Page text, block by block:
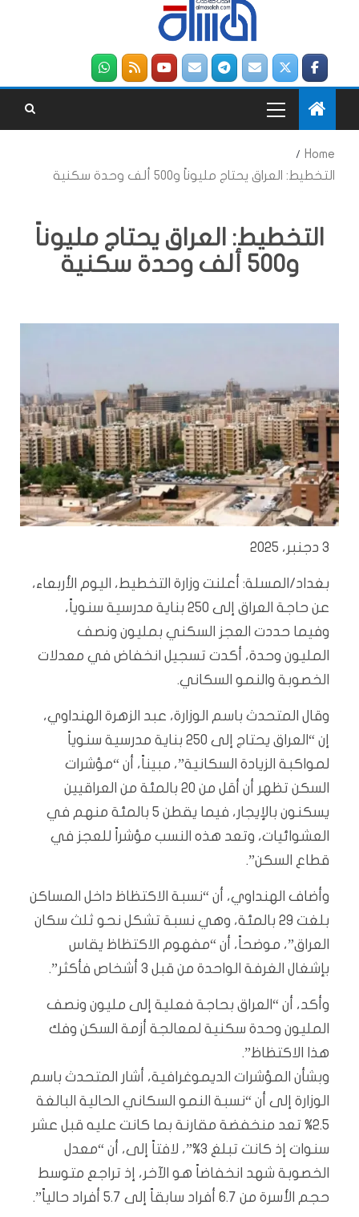
Home
التخطيط: العراق يحتاج مليوناً و500 ألف وحدة سكنية
التخطيط: العراق يحتاج مليوناً
و500 ألف وحدة سكنية
3 دجنبر، 2025
بغداد/المسلة: أعلنت وزارة التخطيط، اليوم الأربعاء،
عن حاجة العراق إلى 250 بناية مدرسية سنوياً،
وفيما حددت العجز السكني بمليون ونصف
المليون وحدة، أكدت تسجيل انخفاض في معدلات
الخصوبة والنمو السكاني.
وقال المتحدث باسم الوزارة، عبد الزهرة الهنداوي،
إن “العراق يحتاج إلى 250 بناية مدرسية سنوياً
لمواكبة الزيادة السكانية”، مبيناً، أن “مؤشرات
السكن تظهر أن أقل من 20 بالمئة من العراقيين
يسكنون بالإيجار، فيما يقطن 5 بالمئة منهم في
العشوائيات، وتعد هذه النسب مؤشراً للعجز في
قطاع السكن”.
وأضاف الهنداوي، أن “نسبة الاكتظاظ داخل المساكن
بلغت 29 بالمئة، وهي نسبة تشكل نحو ثلث سكان
العراق”، موضحاً، أن “مفهوم الاكتظاظ يقاس
بإشغال الغرفة الواحدة من قبل 3 أشخاص فأكثر”.
وأكد، أن “العراق بحاجة فعلية إلى مليون ونصف
المليون وحدة سكنية لمعالجة أزمة السكن وفك
هذا الاكتظاظ”.
وبشأن المؤشرات الديموغرافية، أشار المتحدث باسم
الوزارة إلى أن “نسبة النمو السكاني الحالية البالغة
2.5% تعد منخفضة مقارنة بما كانت عليه قبل عشر
سنوات إذ كانت تبلغ 3%”، لافتاً إلى، أن “معدل
الخصوبة شهد انخفاضاً هو الآخر، إذ تراجع متوسط
حجم الأسرة من 6.7 أفراد سابقاً إلى 5.7 أفراد حالياً”.